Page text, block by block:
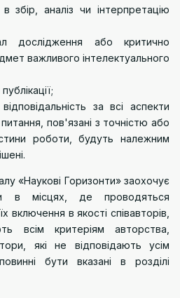
збір, аналіз чи інтерпретацію
дослідження або критично
важливого інтелектуального
за всі аспекти
пов'язані з точністю або
роботи, будуть належним
«Наукові Горизонти» заохочує
в місцях, де проводяться
включення в якості співавторів,
всім критеріям авторства,
які не відповідають усім
бути вказані в розділі